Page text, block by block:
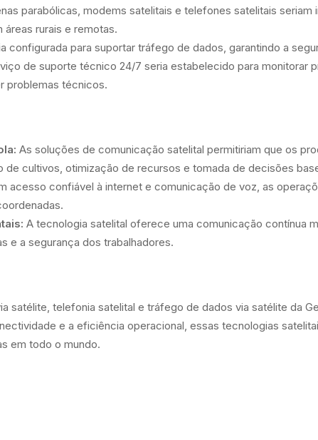
parabólicas, modems satelitais e telefones satelitais
rurais e remotas.
configurada para suportar tráfego de dados, garantindo a
de suporte técnico 24/7 seria estabelecido para monitorar
problemas técnicos.
As soluções de comunicação satelital permitiriam que os
de cultivos, otimização de recursos e tomada de decisões
acesso confiável à internet e comunicação de voz, as
A tecnologia satelital oferece uma comunicação contínua
e a segurança dos trabalhadores.
satélite, telefonia satelital e tráfego de dados via satélite da
e a eficiência operacional, essas tecnologias
em todo o mundo.